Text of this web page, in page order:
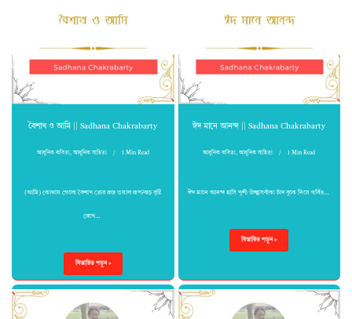
বৈশাখ ও আমি || Sadhana Chakrabarty
আধুনিক কবিতা , আধুনিক সাহিত্য 1 Min Read
(আমি) কোথায় গেলো বৈশাখ তোর রুদ্র ভয়াল রূপ?ঝড় বৃষ্টি
রেখে…
বিস্তারিত পড়ুন »
ঈদ মানে আনন্দ || Sadhana Chakrabarty
আধুনিক কবিতা,আধুনিক সাহিত্য 1 Min Read
ঈদ মানে আনন্দ হাসি খুশী উচ্ছ্বাসবাঁকা চাঁদ বুকে নিয়ে গর্বিত…
বিস্তারিত পড়ুন »